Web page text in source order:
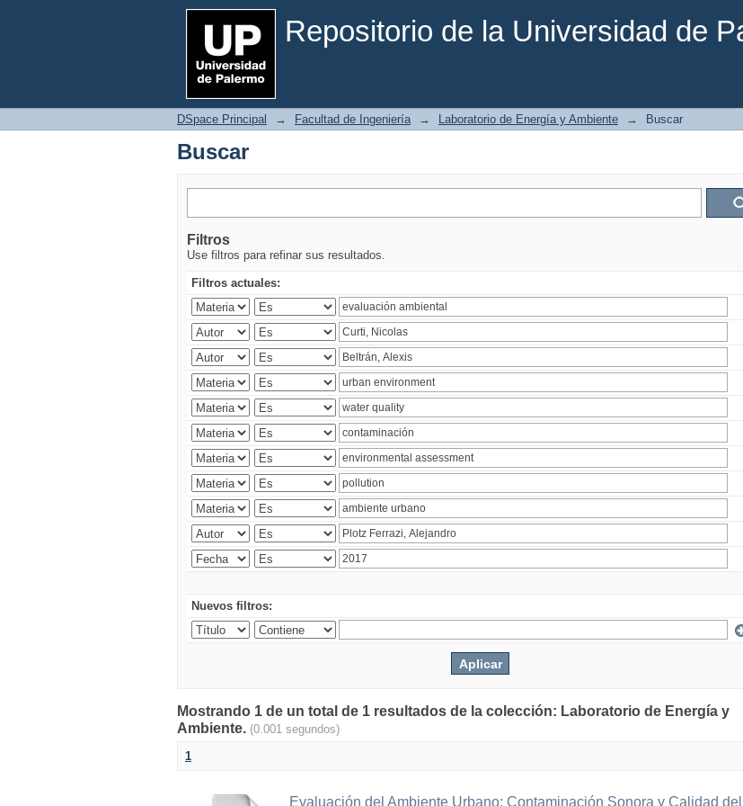
Repositorio de la Universidad de
Buscar
DSpace Principal → Facultad de Ingeniería → Laboratorio de Energía y Ambiente → Buscar
Buscar
Filtros
Use filtros para refinar sus resultados.
Filtros actuales:
Nuevos filtros:
Mostrando 1 de un total de 1 resultados de la colección: Laboratorio de Energía y
Ambiente. (0.001 segundos)
1
Evaluación del Ambiente Urbano: Contaminación Sonora y Calidad